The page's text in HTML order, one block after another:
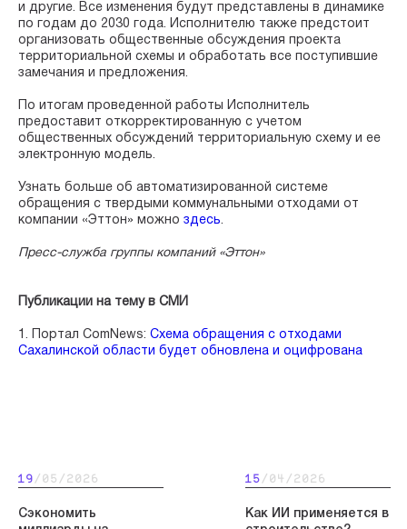
и другие. Все изменения будут представлены в динамике
по годам до 2030 года. Исполнителю также предстоит
организовать общественные обсуждения проекта
территориальной схемы и обработать все поступившие
замечания и предложения.
По итогам проведенной работы Исполнитель
предоставит откорректированную с учетом
общественных обсуждений территориальную схему и ее
электронную модель.
Узнать больше об автоматизированной системе
обращения с твердыми коммунальными отходами от
компании «Эттон» можно здесь.
Пресс-служба группы компаний «Эттон»
Публикации на тему в СМИ
1. Портал ComNews: Схема обращения с отходами
Сахалинской области будет обновлена и оцифрована
19 /05/2026
Сэкономить
15 /04/2026
Как ИИ применяется в